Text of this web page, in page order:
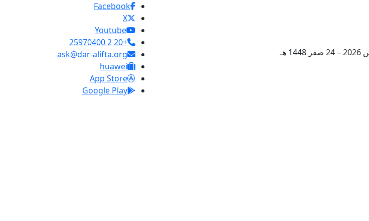
Facebook
X
Youtube
+20 2 25970400
ask@dar-alifta.org
huawei
App Store
Google Play